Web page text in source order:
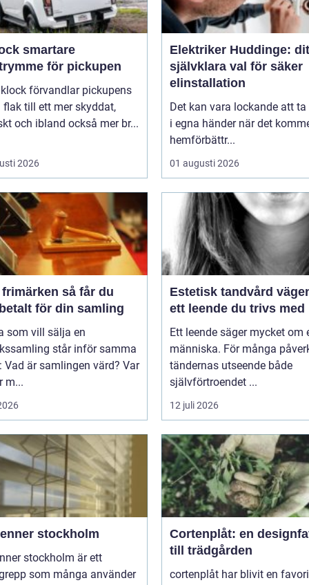
för pickupen
förvandlar pickupens
flak till ett mer skyddat,
och ibland också mer br...
2026
Elektriker Huddinge:
självklara val för säker
elinstallation
Det kan vara lockande att ta
i egna händer när det
hemförbättr...
01 augusti 2026
så får du
för din samling
som vill sälja en
står inför samma
Vad är samlingen värd? Var
m...
Estetisk tandvård vägen till
ett leende du trivs med
Ett leende säger mycket om
människa. För många
tändernas utseende både
självförtroendet ...
12 juli 2026
stockholm
stockholm är ett
som många använder
Cortenplåt: en
till trädgården
cortenplåt har blivit en